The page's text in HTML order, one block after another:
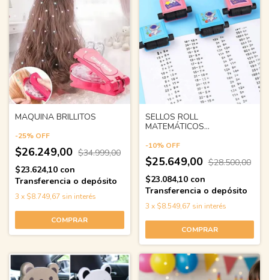
MAQUINA BRILLITOS
-25% OFF
$26.249,00 $34.999,00
$23.624,10 con
Transferencia o depósito
3 x $8.749,67 sin interés
SELLOS ROLL
MATEMÁTICOS
-10% OFF
$25.649,00 $28.500,00
$23.084,10 con
Transferencia o depósito
3 x $8.549,67 sin interés
COMPRAR